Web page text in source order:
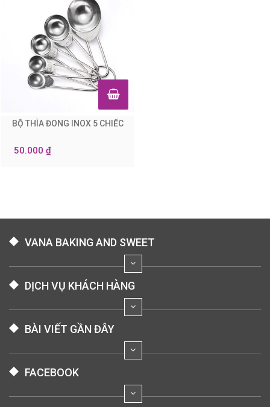
BỘ THÌA ĐONG INOX 5 CHIẾC
50.000 ₫
VANA BAKING AND SWEET
DỊCH VỤ KHÁCH HÀNG
BÀI VIẾT GẦN ĐÂY
FACEBOOK